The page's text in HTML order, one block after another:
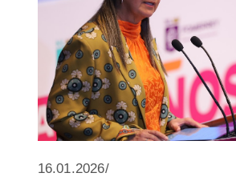
16.01.2026/